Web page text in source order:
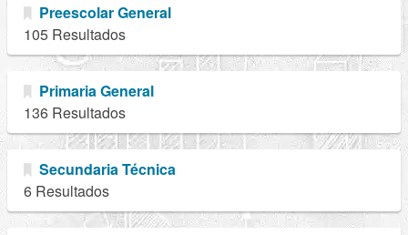
Preescolar General
105 Resultados
Primaria General
136 Resultados
Secundaria Técnica
6 Resultados